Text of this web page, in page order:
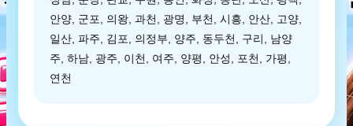
안양, 군포, 의왕, 과천, 광명, 부천, 시흥, 안산, 고양,
일산, 파주, 김포, 의정부, 양주, 동두천, 구리, 남양
주, 하남, 광주, 이천, 여주, 양평, 안성, 포천, 가평,
연천